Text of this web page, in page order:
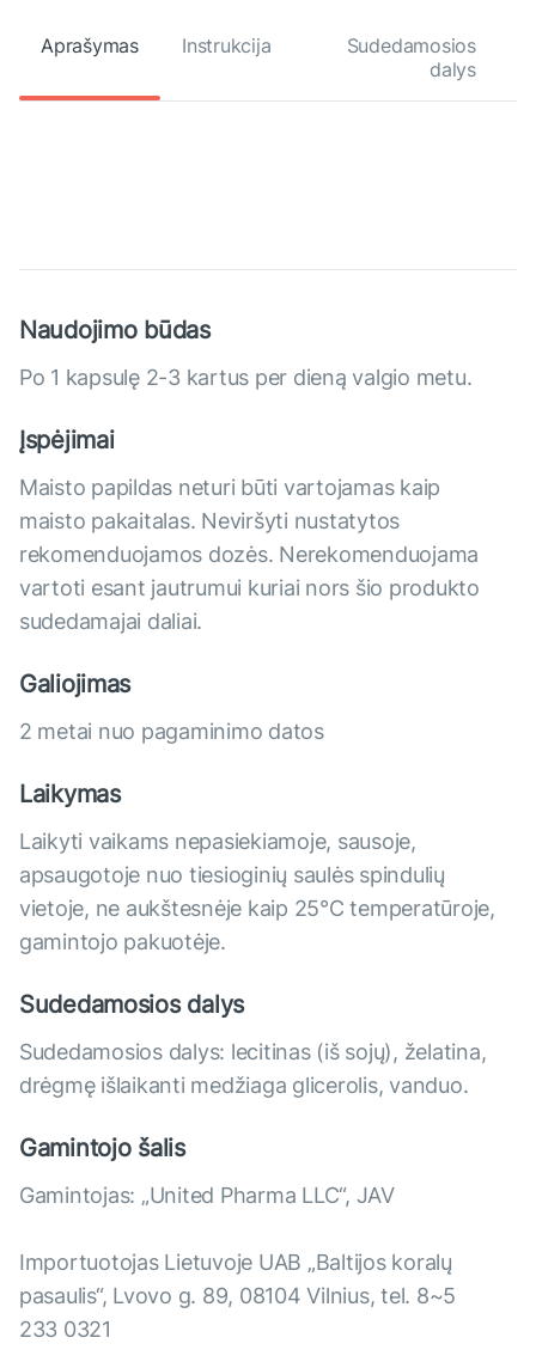
Aprašymas Instrukcija
Sudedamosios
dalys
Naudojimo būdas
Po 1 kapsulę 2-3 kartus per dieną valgio metu.
Įspėjimai
Maisto papildas neturi būti vartojamas kaip
maisto pakaitalas. Neviršyti nustatytos
rekomenduojamos dozės. Nerekomenduojama
vartoti esant jautrumui kuriai nors šio produkto
sudedamajai daliai.
Galiojimas
2 metai nuo pagaminimo datos
Laikymas
Laikyti vaikams nepasiekiamoje, sausoje,
apsaugotoje nuo tiesioginių saulės spindulių
vietoje, ne aukštesnėje kaip 25°C temperatūroje,
gamintojo pakuotėje.
Sudedamosios dalys
Sudedamosios dalys: lecitinas (iš sojų), želatina,
drėgmę išlaikanti medžiaga glicerolis, vanduo.
Gamintojo šalis
Gamintojas: „United Pharma LLC“, JAV
Importuotojas Lietuvoje UAB „Baltijos koralų
pasaulis“, Lvovo g. 89, 08104 Vilnius, tel. 8~5
233 0321